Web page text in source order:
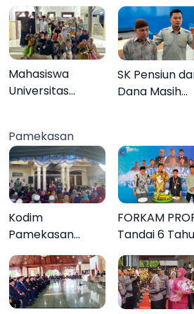
Sendiri
Mahasiswa
Universitas
MENARA di Desa
Dapenda
SK Pensiun
Dana Masih
Tagih Janji
Sumenep
Pamekasan
Kodim
Pamekasan
Tuntaskan
Operasi Katarak
Gratis, 160 Warga
Kembali Melihat
FORKAM
Tandai 6
Perjalanan
dengan
Peluncuran
Hymne, dan